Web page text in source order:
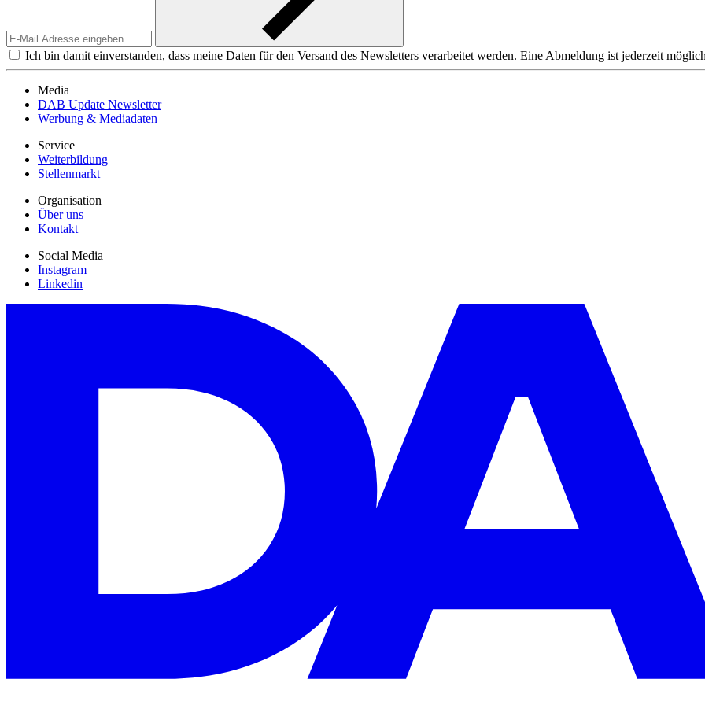
Ich bin damit einverstanden, dass meine Daten für den Versand des Newsletters verarbeitet werden. Eine Abmeldung ist jederzeit
Media
DAB Update Newsletter
Werbung & Mediadaten
Service
Weiterbildung
Stellenmarkt
Organisation
Über uns
Kontakt
Social Media
Instagram
Linkedin